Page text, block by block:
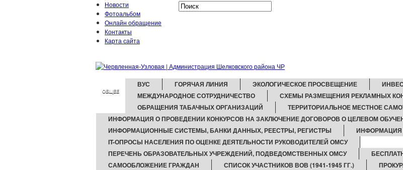
Новости
Фотоальбом
Онлайн обращение
Контакты
Карта сайта
ОБЩЕЕ
ВУС ГОРЯЧАЯ ЛИНИЯ ЭКОЛОГИЧЕСКОЕ ПРОСВЕЩЕНИЕ
МЕЖДУНАРОДНОЕ СОТРУДНИЧЕСТВО
СХЕМЫ РАЗМЕЩЕНИЯ РЕКЛАМНЫХ
ОБРАЩЕНИЯ ТАБАЧНЫХ ОРГАНИЗАЦИЙ
ТЕРРИТОРИАЛЬНОЕ МЕСТНОЕ
ИНФОРМАЦИЯ О ПРОВЕДЕНИИ КОНКУРСОВ НА ЗАКЛЮЧЕНИЕ ДОГОВОРОВ О ЦЕЛЕВОМ
ИНФОРМАЦИОННЫЕ СИСТЕМЫ, БАНКИ ДАННЫХ, РЕЕСТРЫ, РЕГИСТРЫ
ИНФОРМАЦИЯ
IT-ОПРОСЫ НАСЕЛЕНИЯ ПО ОЦЕНКЕ ДЕЯТЕЛЬНОСТИ РУКОВОДИТЕЛЕЙ ОМСУ
ПЕРЕЧЕНЬ ОБРАЗОВАТЕЛЬНЫХ УЧРЕЖДЕНИЙ, ПОДВЕДОМСТВЕННЫХ ОМСУ
САМООБЛОЖЕНИЕ ГРАЖДАН
СПИСОК УЧАСТНИКОВ ВОВ (1941-1945 ГГ.)